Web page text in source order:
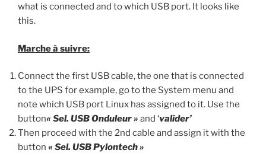
what is connected and to which USB port. It looks like
this.
Marche à suivre:
Connect the first USB cable, the one that is connected
to the UPS for example, go to the System menu and
note which USB port Linux has assigned to it. Use the
button« Sel. USB Onduleur » and ‘valider’
Then proceed with the 2nd cable and assign it with the
button « Sel. USB Pylontech »